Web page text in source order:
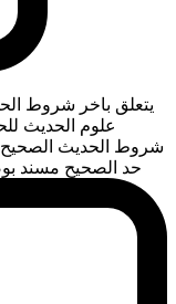
يتعلق باخر شروط
علوم الحديث
شروط الحديث
حد الصحيح مسند